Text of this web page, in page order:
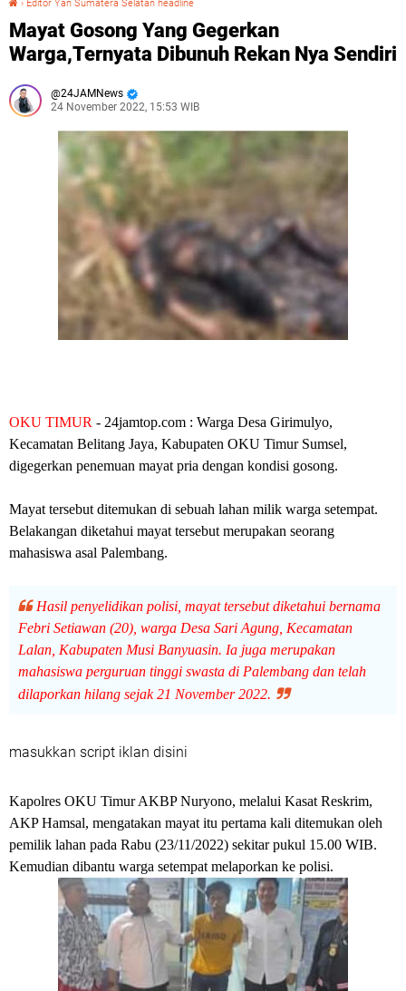
› Editor Yan Sumatera Selatan headline
Mayat Gosong Yang Gegerkan
Warga,Ternyata Dibunuh Rekan Nya Sendiri
24JAMNews
24 November 2022, 15:53 WIB
OKU TIMUR - 24jamtop.com : Warga Desa Girimulyo,
Kecamatan Belitang Jaya, Kabupaten OKU Timur Sumsel,
digegerkan penemuan mayat pria dengan kondisi gosong.
Mayat tersebut ditemukan di sebuah lahan milik warga setempat.
Belakangan diketahui mayat tersebut merupakan seorang
mahasiswa asal Palembang.
Hasil penyelidikan polisi, mayat tersebut diketahui bernama
Febri Setiawan (20), warga Desa Sari Agung, Kecamatan
Lalan, Kabupaten Musi Banyuasin. Ia juga merupakan
mahasiswa perguruan tinggi swasta di Palembang dan telah
dilaporkan hilang sejak 21 November 2022.
masukkan script iklan disini
Kapolres OKU Timur AKBP Nuryono, melalui Kasat Reskrim,
AKP Hamsal, mengatakan mayat itu pertama kali ditemukan oleh
pemilik lahan pada Rabu (23/11/2022) sekitar pukul 15.00 WIB.
Kemudian dibantu warga setempat melaporkan ke polisi.